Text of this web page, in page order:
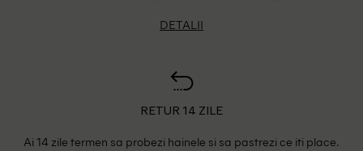
DETALII
RETUR 14 ZILE
Ai 14 zile termen sa probezi hainele si sa pastrezi ce iti place.